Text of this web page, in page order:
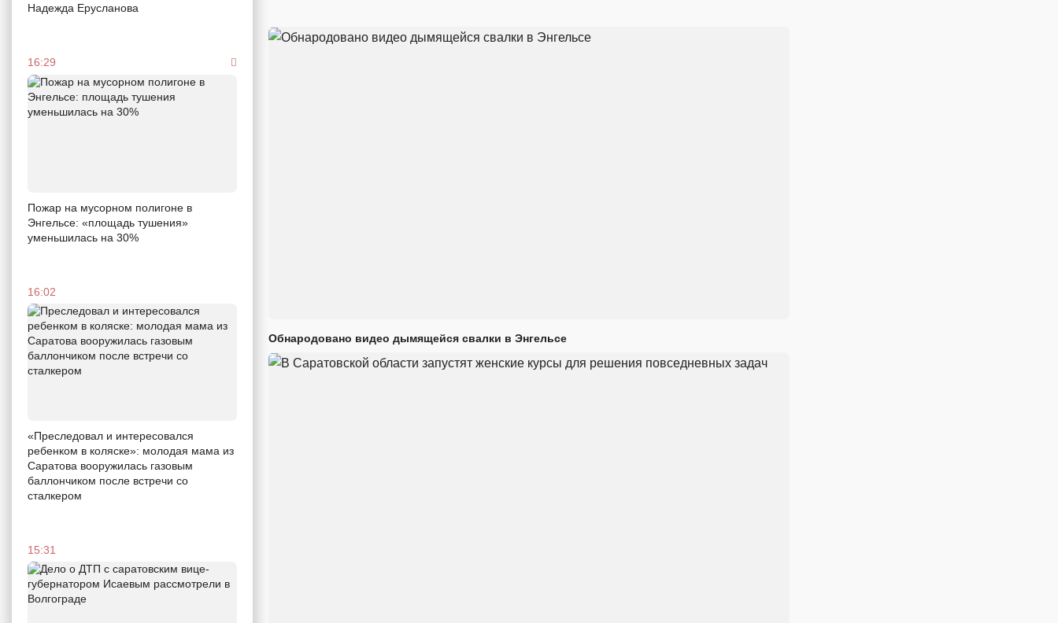
Надежда Ерусланова
16:29
Пожар на мусорном полигоне в
Энгельсе: «площадь тушения»
уменьшилась на 30%
16:02
«Преследовал и интересовался
ребенком в коляске»: молодая мама из
Саратова вооружилась газовым
баллончиком после встречи со
сталкером
15:31
Обнародовано видео дымящейся свалки в Энгельсе